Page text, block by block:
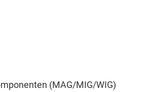
(MAG/MIG/WIG)